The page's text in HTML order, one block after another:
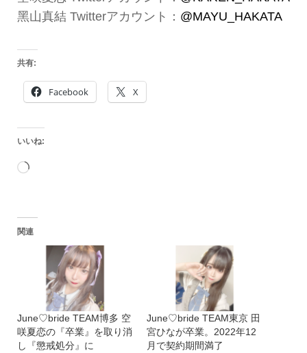
黑山真結 Twitterアカウント： @MAYU_HAKATA
共有:
Facebook X
いいね:
読
込
中…
関連
June♡bride TEAM博多 空
咲夏恋の『卒業』を取り消
し『懲戒処分』に
June♡bride TEAM東京 田
宮ひなが卒業。2022年12
月で契約期間満了